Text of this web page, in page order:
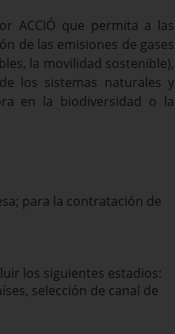
ACCIÓ que permita a las
de las emisiones de gases
la movilidad sostenible),
los sistemas naturales y
en la biodiversidad o la
para la contratación de
los siguientes estadios:
selección de canal de